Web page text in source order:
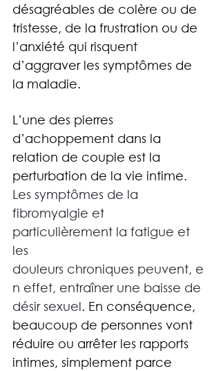
désagréables de colère ou de
tristesse, de la frustration ou de
l’anxiété qui risquent
d’aggraver les symptômes de
la maladie.
L’une des pierres
d’achoppement dans la
relation de couple est la
perturbation de la vie intime.
Les symptômes de la
fibromyalgie et
particulièrement la fatigue et
les
douleurs chroniques peuvent, e
n effet, entraîner une baisse de
désir sexuel. En conséquence,
beaucoup de personnes vont
réduire ou arrêter les rapports
intimes, simplement parce